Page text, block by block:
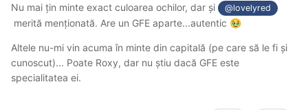
Nu mai țin minte exact culoarea ochilor, dar și @lovelyred
merită menționată. Are un GFE aparte...autentic 🥹
Altele nu-mi vin acuma în minte din capitală (pe care să le fi și
cunoscut)... Poate Roxy, dar nu știu dacă GFE este
specialitatea ei.